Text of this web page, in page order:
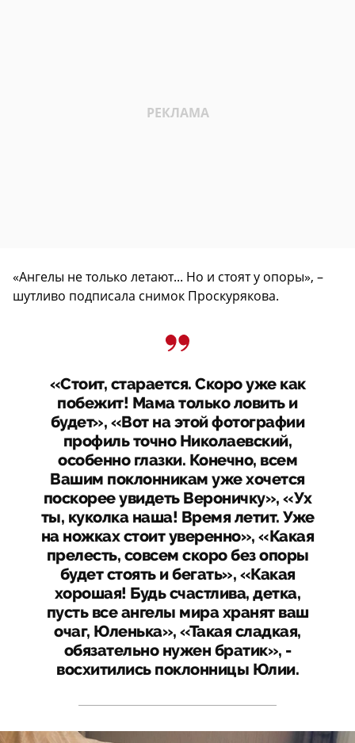
«Ангелы не только летают... Но и стоят у опоры», –
шутливо подписала снимок Проскурякова.
«Стоит, старается. Скоро уже как
побежит! Мама только ловить и
будет», «Вот на этой фотографии
профиль точно Николаевский,
особенно глазки. Конечно, всем
Вашим поклонникам уже хочется
поскорее увидеть Вероничку», «Ух
ты, куколка наша! Время летит. Уже
на ножках стоит уверенно», «Какая
прелесть, совсем скоро без опоры
будет стоять и бегать», «Какая
хорошая! Будь счастлива, детка,
пусть все ангелы мира хранят ваш
очаг, Юленька», «Такая сладкая,
обязательно нужен братик», -
восхитились поклонницы Юлии.